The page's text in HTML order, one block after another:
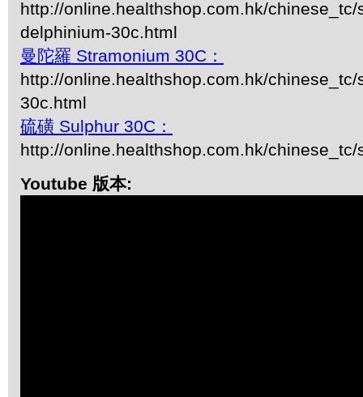
http://online.healthshop.com.hk/chinese_tc/
delphinium-30c.html
曼陀羅 Stramonium 30C：
http://online.healthshop.com.hk/chinese_tc/
30c.html
硫磺 Sulphur 30C：
http://online.healthshop.com.hk/
Youtube 版本: